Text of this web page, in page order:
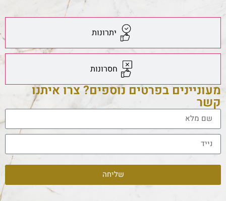
יתרונות
חסרונות
מעוניינים בפרטים נוספים? צרו איתנו
קשר
שליחה